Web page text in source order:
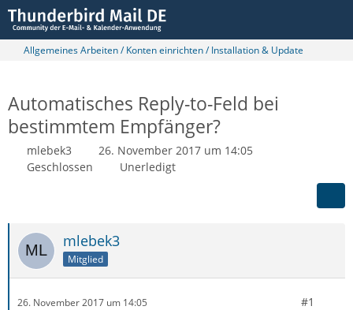
Allgemeines Arbeiten / Konten einrichten / Installation & Update
Automatisches Reply-to-Feld bei
bestimmtem Empfänger?
mlebek3
26. November 2017 um 14:05
Geschlossen
Unerledigt
mlebek3
Mitglied
26. November 2017 um 14:05 #1